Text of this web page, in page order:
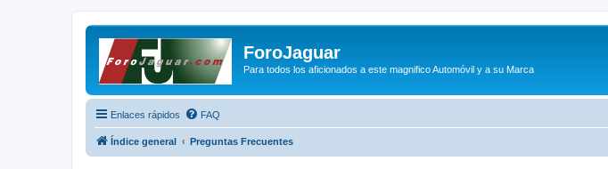
ForoJaguar
Para todos los aficionados a este magnifico Automóvil y a su Marca
Enlaces rápidos FAQ
Índice general Preguntas Frecuentes